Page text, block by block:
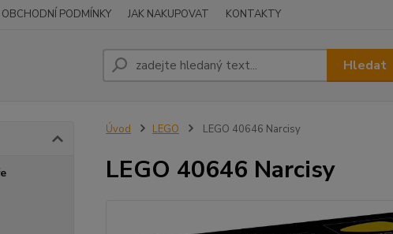
OBCHODNÍ PODMÍNKY JAK NAKUPOVAT KONTAKTY
Hledat
Úvod LEGO LEGO 40646 Narcisy
LEGO 40646 Narcisy